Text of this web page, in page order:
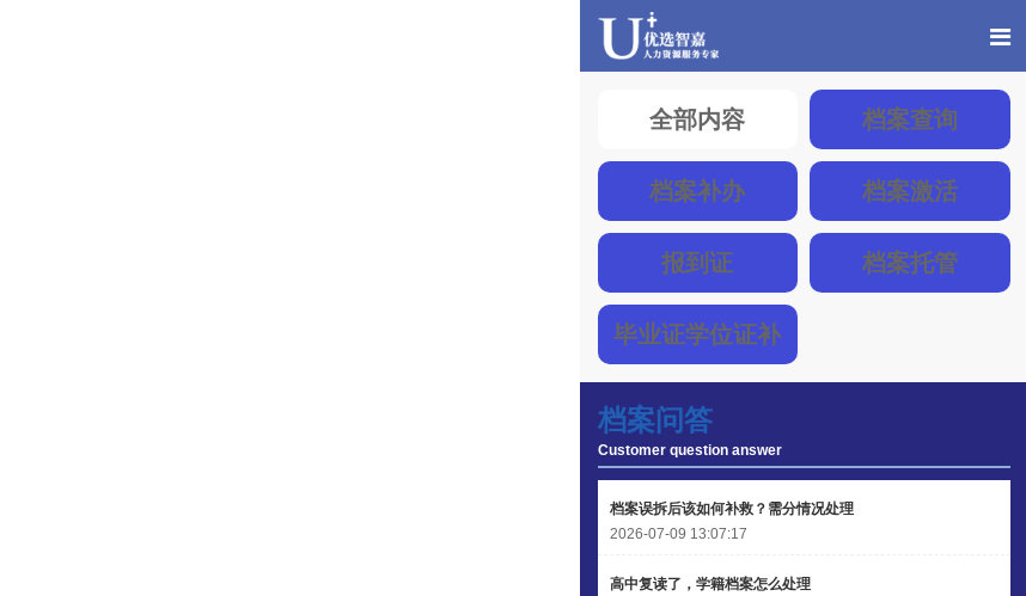
全部内容 档案查询
档案补办 档案激活
报到证 档案托管
毕业证学位证补
办
档案问答
Customer question answer
档案误拆后该如何补救？需分情况处理
2026-07-09 13:07:17
高中复读了，学籍档案怎么处理